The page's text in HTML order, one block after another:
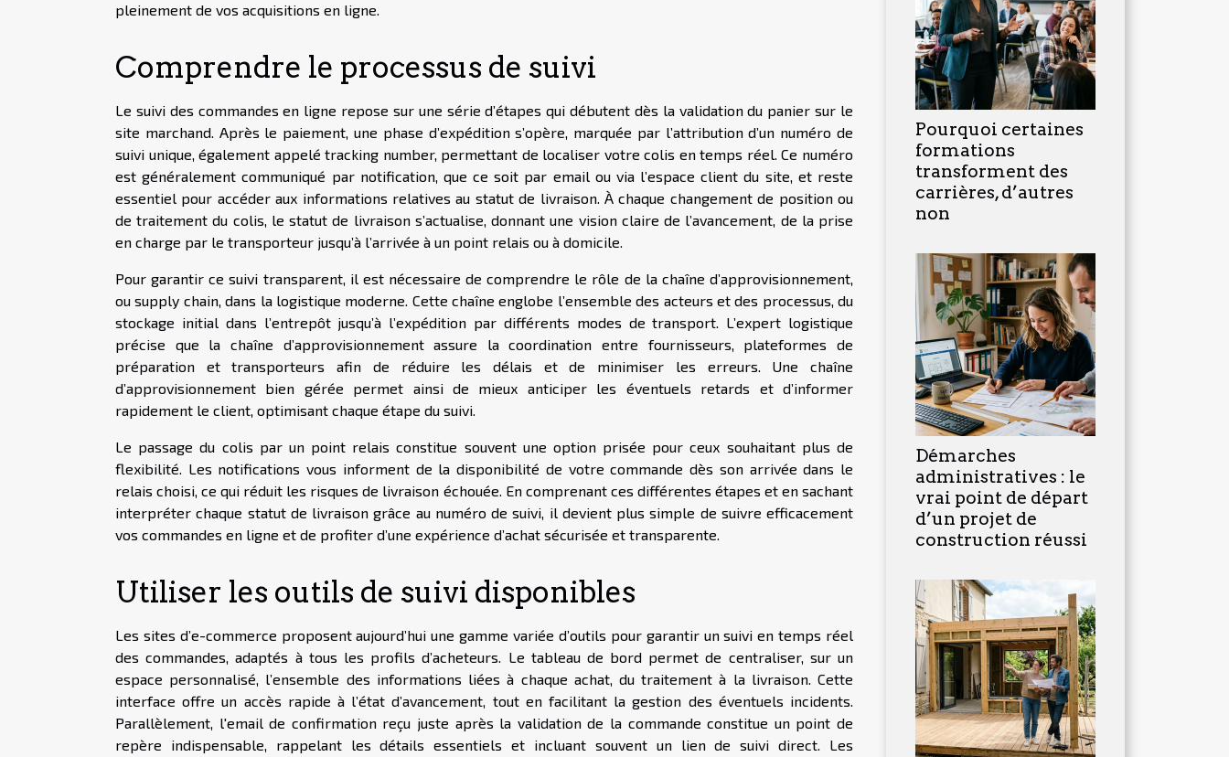
pleinement de vos acquisitions en ligne.
Comprendre le processus de suivi
Le suivi des commandes en ligne repose sur une série d’étapes qui débutent dès la validation du panier sur le
site marchand. Après le paiement, une phase d’expédition s’opère, marquée par l’attribution d’un numéro de
suivi unique, également appelé tracking number, permettant de localiser votre colis en temps réel. Ce numéro
est généralement communiqué par notification, que ce soit par email ou via l’espace client du site, et reste
essentiel pour accéder aux informations relatives au statut de livraison. À chaque changement de position ou
de traitement du colis, le statut de livraison s’actualise, donnant une vision claire de l’avancement, de la prise
en charge par le transporteur jusqu’à l’arrivée à un point relais ou à domicile.
Pour garantir ce suivi transparent, il est nécessaire de comprendre le rôle de la chaîne d’approvisionnement,
ou supply chain, dans la logistique moderne. Cette chaîne englobe l’ensemble des acteurs et des processus, du
stockage initial dans l’entrepôt jusqu’à l’expédition par différents modes de transport. L’expert logistique
précise que la chaîne d’approvisionnement assure la coordination entre fournisseurs, plateformes de
préparation et transporteurs afin de réduire les délais et de minimiser les erreurs. Une chaîne
d’approvisionnement bien gérée permet ainsi de mieux anticiper les éventuels retards et d’informer
rapidement le client, optimisant chaque étape du suivi.
Le passage du colis par un point relais constitue souvent une option prisée pour ceux souhaitant plus de
flexibilité. Les notifications vous informent de la disponibilité de votre commande dès son arrivée dans le
relais choisi, ce qui réduit les risques de livraison échouée. En comprenant ces différentes étapes et en sachant
interpréter chaque statut de livraison grâce au numéro de suivi, il devient plus simple de suivre efficacement
vos commandes en ligne et de profiter d’une expérience d’achat sécurisée et transparente.
Utiliser les outils de suivi disponibles
Les sites d’e-commerce proposent aujourd’hui une gamme variée d’outils pour garantir un suivi en temps réel
des commandes, adaptés à tous les profils d’acheteurs. Le tableau de bord permet de centraliser, sur un
espace personnalisé, l’ensemble des informations liées à chaque achat, du traitement à la livraison. Cette
interface offre un accès rapide à l’état d’avancement, tout en facilitant la gestion des éventuels incidents.
Parallèlement, l'email de confirmation reçu juste après la validation de la commande constitue un point de
repère indispensable, rappelant les détails essentiels et incluant souvent un lien de suivi direct. Les
Pourquoi certaines
formations
transforment des
carrières, d’autres
non
Démarches
administratives : le
vrai point de départ
d’un projet de
construction réussi